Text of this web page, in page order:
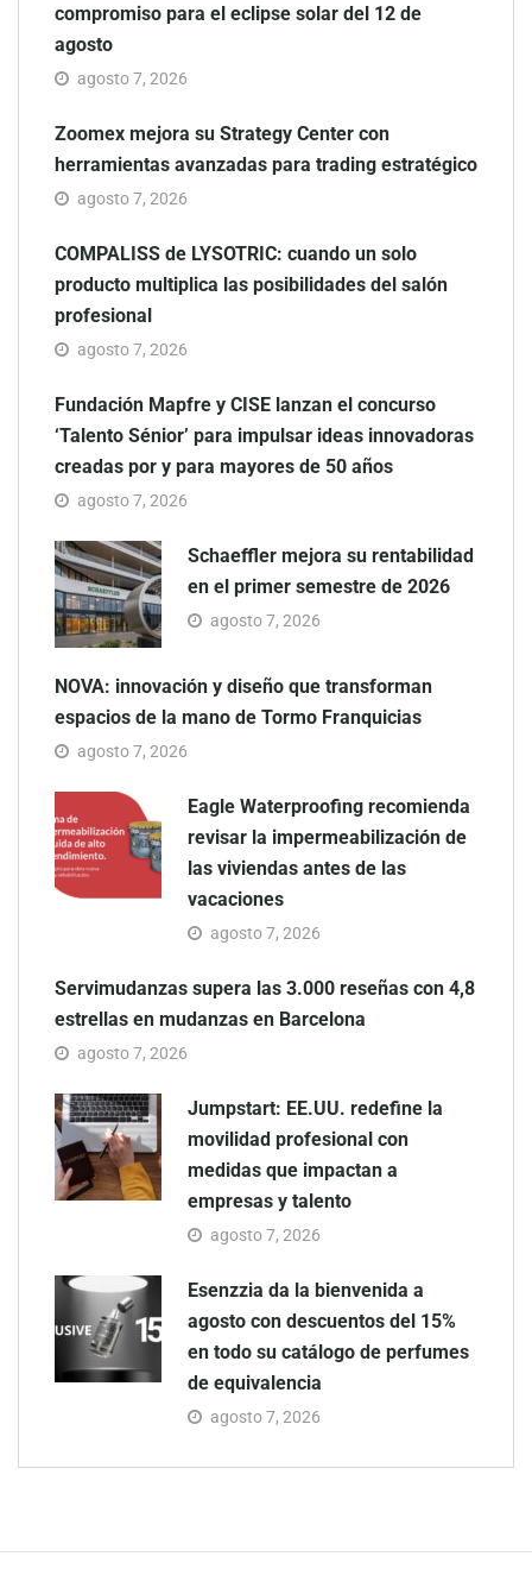
compromiso para el eclipse solar del 12 de
agosto
agosto 7, 2026
Zoomex mejora su Strategy Center con
herramientas avanzadas para trading estratégico
agosto 7, 2026
COMPALISS de LYSOTRIC: cuando un solo
producto multiplica las posibilidades del salón
profesional
agosto 7, 2026
Fundación Mapfre y CISE lanzan el concurso
‘Talento Sénior’ para impulsar ideas innovadoras
creadas por y para mayores de 50 años
agosto 7, 2026
Schaeffler mejora su rentabilidad
en el primer semestre de 2026
agosto 7, 2026
NOVA: innovación y diseño que transforman
espacios de la mano de Tormo Franquicias
agosto 7, 2026
Eagle Waterproofing recomienda
revisar la impermeabilización de
las viviendas antes de las
vacaciones
agosto 7, 2026
Servimudanzas supera las 3.000 reseñas con 4,8
estrellas en mudanzas en Barcelona
agosto 7, 2026
Jumpstart: EE.UU. redefine la
movilidad profesional con
medidas que impactan a
empresas y talento
agosto 7, 2026
Esenzzia da la bienvenida a
agosto con descuentos del 15%
en todo su catálogo de perfumes
de equivalencia
agosto 7, 2026